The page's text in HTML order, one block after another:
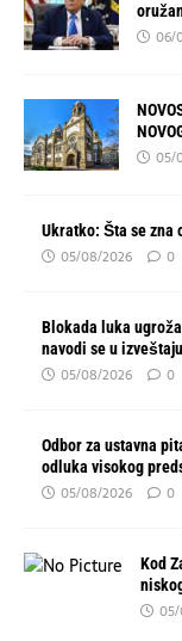
06/
05/
Ukratko: Šta se zna
05/08/2026 0
Blokada luka
navodi se u
05/08/2026 0
Odbor za ustavna
odluka visokog
05/08/2026 0
Kod